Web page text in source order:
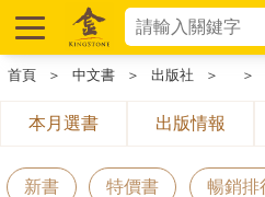
首頁 ＞ 中文書 ＞ 出版社 ＞ ＞
本月選書 出版情報
新書 特價書 暢銷排